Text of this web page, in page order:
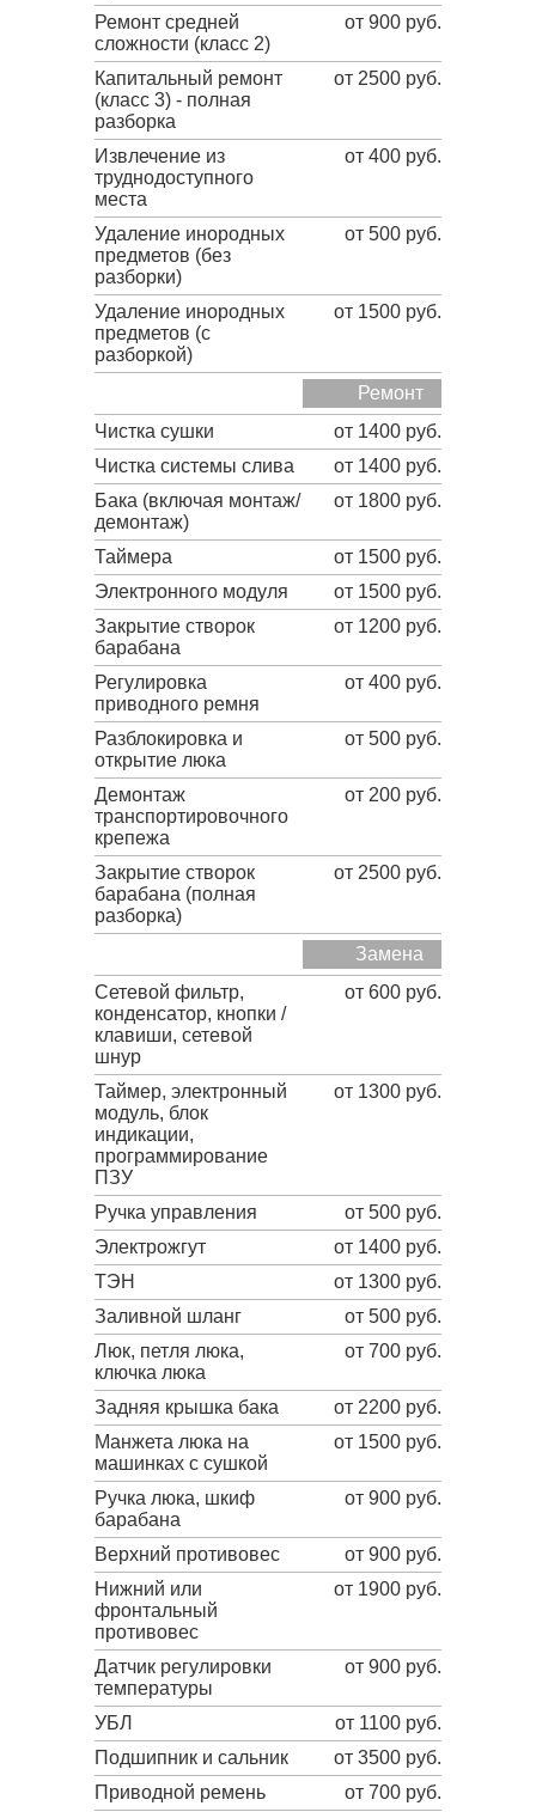
Ремонт средней
сложности (класс 2)
от 900 руб.
Капитальный ремонт
(класс 3) - полная
разборка
от 2500 руб.
Извлечение из
труднодоступного
места
от 400 руб.
Удаление инородных
предметов (без
разборки)
от 500 руб.
Удаление инородных
предметов (с
разборкой)
от 1500 руб.
Ремонт
Чистка сушки
от 1400 руб.
Чистка системы слива
от 1400 руб.
Бака (включая монтаж/
демонтаж)
от 1800 руб.
Таймера
от 1500 руб.
Электронного модуля
от 1500 руб.
Закрытие створок
барабана
от 1200 руб.
Регулировка
приводного ремня
от 400 руб.
Разблокировка и
открытие люка
от 500 руб.
Демонтаж
транспортировочного
крепежа
от 200 руб.
Закрытие створок
барабана (полная
разборка)
от 2500 руб.
Замена
Сетевой фильтр,
конденсатор, кнопки /
клавиши, сетевой
шнур
от 600 руб.
Таймер, электронный
модуль, блок
индикации,
программирование
ПЗУ
от 1300 руб.
Ручка управления
от 500 руб.
Электрожгут
от 1400 руб.
ТЭН
от 1300 руб.
Заливной шланг
от 500 руб.
Люк, петля люка,
ключка люка
от 700 руб.
Задняя крышка бака
от 2200 руб.
Манжета люка на
машинках с сушкой
от 1500 руб.
Ручка люка, шкиф
барабана
от 900 руб.
Верхний противовес
от 900 руб.
Нижний или
фронтальный
противовес
от 1900 руб.
Датчик регулировки
температуры
от 900 руб.
УБЛ
от 1100 руб.
Подшипник и сальник
от 3500 руб.
Приводной ремень
от 700 руб.